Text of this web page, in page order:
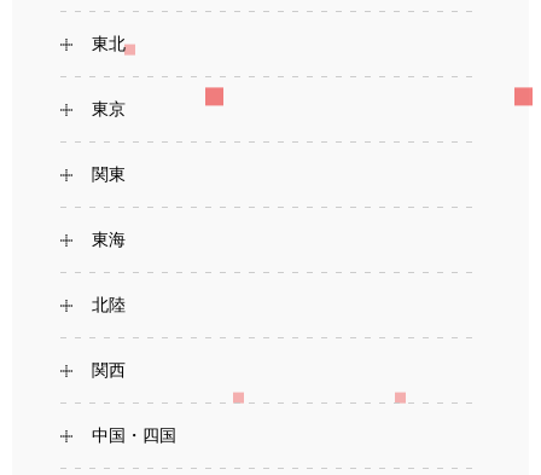
東北
東京
関東
東海
北陸
関西
中国・四国